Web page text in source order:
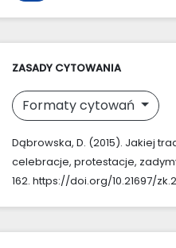
ZASADY CYTOWANIA
Formaty cytowań
Dąbrowska, D. (2015). Jakiej
celebracje, protestacje,
162. https://doi.org/10.21697/